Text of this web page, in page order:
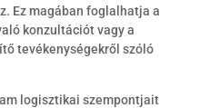
Ez magában foglalhatja a
konzultációt vagy a
tevékenységekről szóló
logisztikai szempontjait